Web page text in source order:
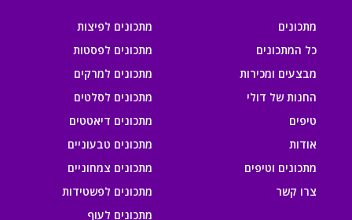
מתכונים
כל המתכונים
מבצעים ומכירות
החנות של דולי
טיפים
אודות
מתכונים וטיפים
צרו קשר
מתכונים לפיצות
מתכונים לפסטות
מתכונים למרקים
מתכונים לסלטים
מתכונים דיאטטים
מתכונים טבעוניים
מתכונים צמחוניים
מתכונים לפשטידות
מתכונים לעוף